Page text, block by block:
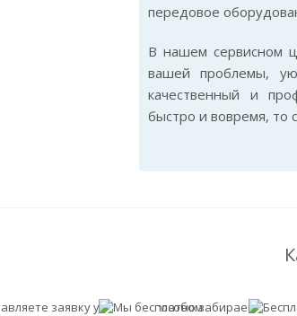
передовое
В нашем сервисном
вашей проблемы,
качественный и
быстро и вовремя, то